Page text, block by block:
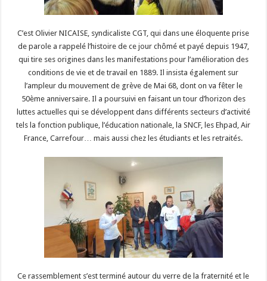
C’est Olivier NICAISE, syndicaliste CGT, qui dans une éloquente prise
de parole a rappelé l’histoire de ce jour chômé et payé depuis 1947,
qui tire ses origines dans les manifestations pour l’amélioration des
conditions de vie et de travail en 1889. Il insista également sur
l’ampleur du mouvement de grève de Mai 68, dont on va fêter le
50ème anniversaire. Il a poursuivi en faisant un tour d’horizon des
luttes actuelles qui se développent dans différents secteurs d’activité
tels la fonction publique, l’éducation nationale, la SNCF, les Ehpad, Air
France, Carrefour… mais aussi chez les étudiants et les retraités.
Ce rassemblement s’est terminé autour du verre de la fraternité et le